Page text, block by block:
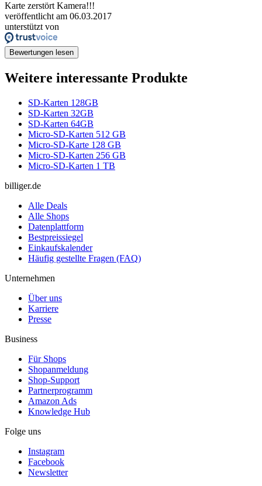
Karte zerstört Kamera!!!
veröffentlicht am 06.03.2017
unterstützt von
Bewertungen lesen
Weitere interessante Produkte
SD-Karten 128GB
SD-Karten 32GB
SD-Karten 64GB
Micro-SD-Karten 512 GB
Micro-SD-Karte 128 GB
Micro-SD-Karten 256 GB
Micro-SD-Karten 1 TB
billiger.de
Alle Deals
Alle Shops
Datenplattform
Bestpreissiegel
Einkaufskalender
Häufig gestellte Fragen (FAQ)
Unternehmen
Über uns
Karriere
Presse
Business
Für Shops
Shopanmeldung
Shop-Support
Partnerprogramm
Amazon Ads
Knowledge Hub
Folge uns
Instagram
Facebook
Newsletter